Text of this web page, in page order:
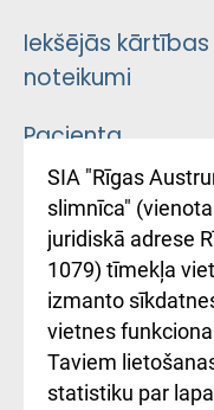
Iekšējās kārtības
noteikumi
Pacienta
atsauksmju/
iesniegšanas
kārtība
Kā pie mums
Rēķinu
ceļvedis
SIA "Rīgas
slimnīca"
juridiskā adrese
1079) tīmekļa
izmanto
vietnes
Taviem
statistiku par